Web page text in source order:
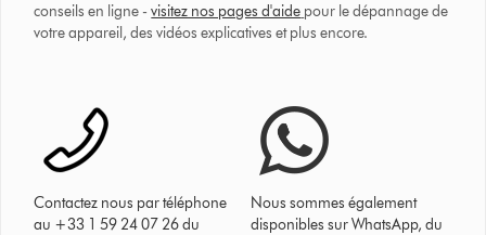
conseils en ligne -visitez nos pages d'aide pour le dépannage de
votre appareil, des vidéos explicatives et plus encore.
Contactez nous par téléphone
au +33 1 59 24 07 26 du
Nous sommes également
disponibles sur WhatsApp, du